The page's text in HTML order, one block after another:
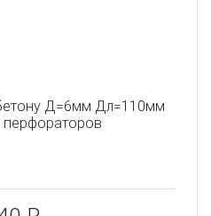
Д=6мм Дл=110мм
перфораторов